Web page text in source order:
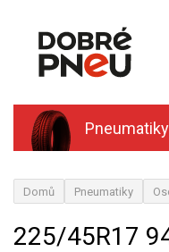
Pneumatiky
Domů Pneumatiky
225/45R17